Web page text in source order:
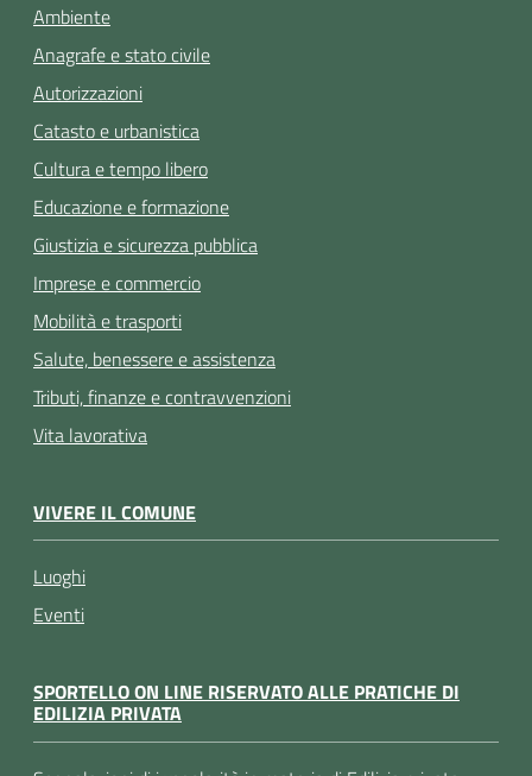
Ambiente
Anagrafe e stato civile
Autorizzazioni
Catasto e urbanistica
Cultura e tempo libero
Educazione e formazione
Giustizia e sicurezza pubblica
Imprese e commercio
Mobilità e trasporti
Salute, benessere e assistenza
Tributi, finanze e contravvenzioni
Vita lavorativa
VIVERE IL COMUNE
Luoghi
Eventi
SPORTELLO ON LINE RISERVATO ALLE PRATICHE DI
EDILIZIA PRIVATA